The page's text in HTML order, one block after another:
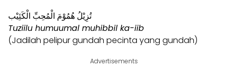
تُزِيْلُ هُمُوْمَ الْمُحِبِّ الْكَئِيْب
Tuziilu humuumal muhibbil ka-iib
(Jadilah pelipur gundah pecinta yang gundah)
Advertisements